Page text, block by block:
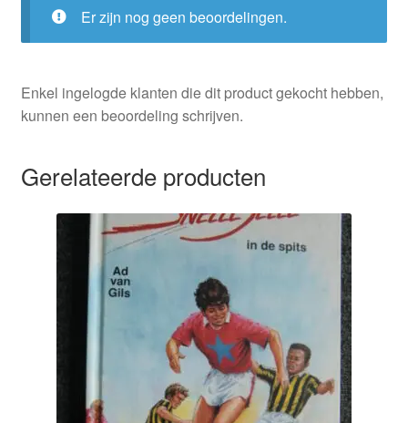
Er zijn nog geen beoordelingen.
Enkel ingelogde klanten die dit product gekocht hebben,
kunnen een beoordeling schrijven.
Gerelateerde producten